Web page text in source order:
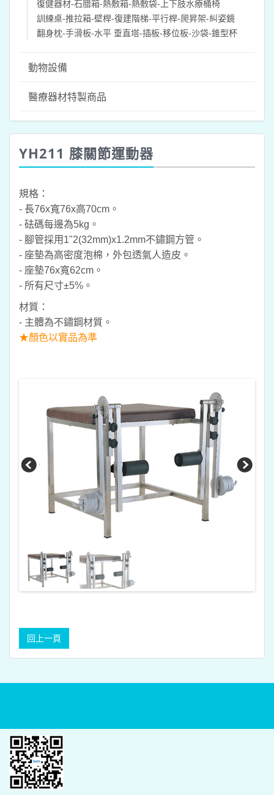
復健器材-石腊箱-熱敷箱-熱敷袋-上下肢水療桶椅
訓練桌-推拉箱-壁桿-復建階梯-平行桿-爬昇架-糾姿鏡
翻身枕-手滑板-水平 垂直塔-插板-移位板-沙袋-錐型杯
動物設備
醫療器材特製商品
YH211 膝關節運動器
規格：
- 長76x寬76x高70cm。
- 砝碼每邊為5kg。
- 腳管採用1"2(32mm)x1.2mm不鏽鋼方管。
- 座墊為高密度泡棉，外包透氣人造皮。
- 座墊76x寬62cm。
- 所有尺寸±5%。
材質：
- 主體為不鏽鋼材質。
★顏色以實品為準